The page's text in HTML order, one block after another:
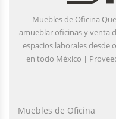
Muebles de Oficina
amueblar oficinas y venta
espacios laborales desde
en todo México |
Muebles de Oficina